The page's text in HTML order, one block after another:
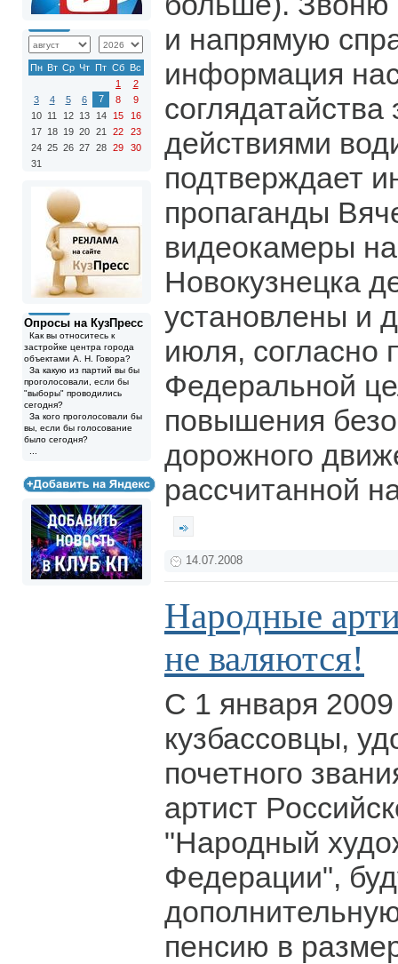
Пн Вт Ср Чт Пт Сб Вс
1
2
3
4 5 6 7 8
9
10 11 12 13 14 15
16
17 18 19 20 21 22
23
24 25 26 27 28 29
30
31
Опросы на КузПресс
Как вы относитесь к
застройке центра города
объектами А. Н. Говора?
За какую из партий вы бы
проголосовали, если бы
"выборы" проводились
сегодня?
За кого проголосовали бы
вы, если бы голосование
было сегодня?
и напрямую
информация
действиями
подтверждает
пропаганды
видеокамеры
Новокузнецка
установлены и
июля, согласно
Федеральной
повышения
дорожного
рассчитанной
14.07.2008
Народные
не валяются!
С 1 января 2009
кузбассовцы,
почетного
артист
"Народный
Федерации",
пенсию в